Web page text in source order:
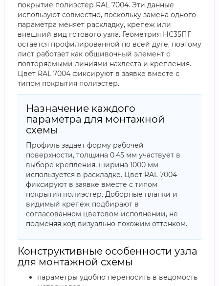
покрытие полиэстер RAL 7004. Эти данные
используют совместно, поскольку замена одного
параметра меняет раскладку, крепеж или
внешний вид готового узла. Геометрия НС35ПГ
остается профилированной по всей дуге, поэтому
лист работает как обшивочный элемент с
повторяемыми линиями нахлеста и крепления.
Цвет RAL 7004 фиксируют в заявке вместе с
типом покрытия полиэстер.
Назначение каждого
параметра для монтажной
схемы
Профиль задает форму рабочей
поверхности, толщина 0.45 мм участвует в
выборе крепления, ширина 1000 мм
используется в раскладке. Цвет RAL 7004
фиксируют в заявке вместе с типом
покрытия полиэстер. Доборные планки и
видимый крепеж подбирают в
согласованном цветовом исполнении, не
подменяя код визуально похожим оттенком.
Конструктивные особенности узла
для монтажной схемы
параметры удобно переносить в ведомость